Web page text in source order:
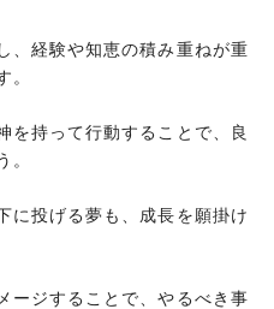
夢
、経験や知恵の積み重ねが重
。
を持って行動することで、良
。
に投げる夢も、成長を願掛け
ージすることで、やるべき事